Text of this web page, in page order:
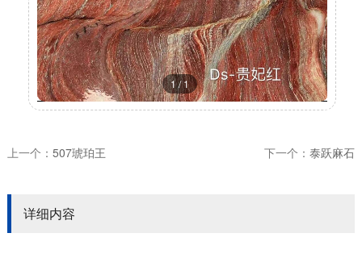
1/1
上一个： 507琥珀王 下一个：泰跃麻石
详细内容